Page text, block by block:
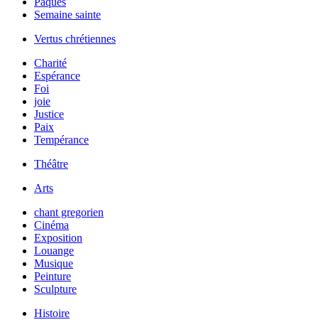
Semaine sainte
Vertus chrétiennes
Charité
Espérance
Foi
joie
Justice
Paix
Tempérance
Théâtre
Arts
chant gregorien
Cinéma
Exposition
Louange
Musique
Peinture
Sculpture
Histoire